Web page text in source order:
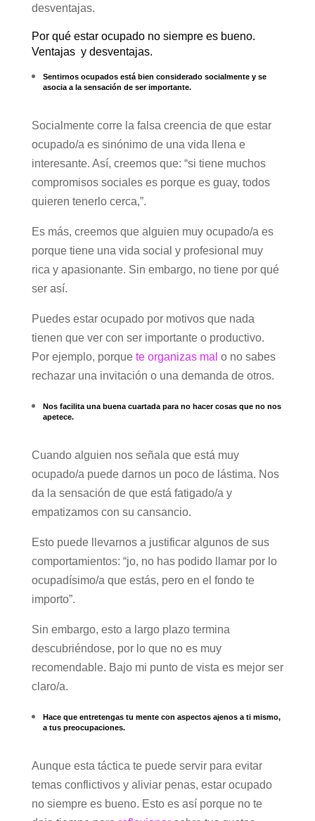
desventajas.
Por qué estar ocupado no siempre es bueno.
Ventajas y desventajas.
Sentirnos ocupados está bien considerado socialmente y se
asocia a la sensación de ser importante.
Socialmente corre la falsa creencia de que estar
ocupado/a es sinónimo de una vida llena e
interesante. Así, creemos que: “si tiene muchos
compromisos sociales es porque es guay, todos
quieren tenerlo cerca,”.
Es más, creemos que alguien muy ocupado/a es
porque tiene una vida social y profesional muy
rica y apasionante. Sin embargo, no tiene por qué
ser así.
Puedes estar ocupado por motivos que nada
tienen que ver con ser importante o productivo.
Por ejemplo, porque te organizas mal o no sabes
rechazar una invitación o una demanda de otros.
Nos facilita una buena cuartada para no hacer cosas que no nos
apetece.
Cuando alguien nos señala que está muy
ocupado/a puede darnos un poco de lástima. Nos
da la sensación de que está fatigado/a y
empatizamos con su cansancio.
Esto puede llevarnos a justificar algunos de sus
comportamientos: “jo, no has podido llamar por lo
ocupadísimo/a que estás, pero en el fondo te
importo”.
Sin embargo, esto a largo plazo termina
descubriéndose, por lo que no es muy
recomendable. Bajo mi punto de vista es mejor ser
claro/a.
Hace que entretengas tu mente con aspectos ajenos a ti mismo,
a tus preocupaciones.
Aunque esta táctica te puede servir para evitar
temas conflictivos y aliviar penas, estar ocupado
no siempre es bueno. Esto es así porque no te